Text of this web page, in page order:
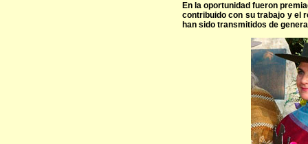
En la oportunidad fueron
contribuido con su trabajo y el
han sido transmitidos de